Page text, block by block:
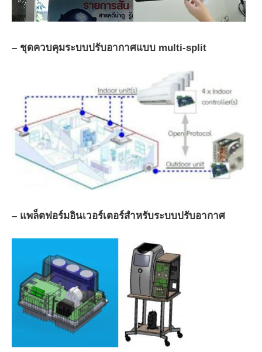
– ชุดควบคุมระบบปรับอากาศแบบ multi-split
– แพล็ตฟอร์มอินเวอร์เตอร์สำหรับระบบปรับอากาศ